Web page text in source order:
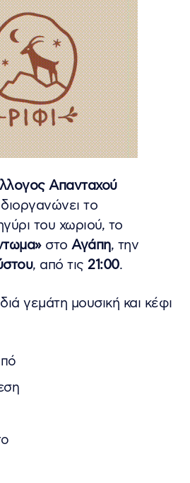
Απανταχού
το
του χωριού, το
στo Αγάπη, την
, από τις 21:00.
γεμάτη μουσική και κέφι